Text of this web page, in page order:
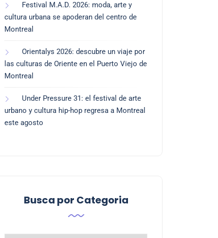
Festival M.A.D. 2026: moda, arte y
cultura urbana se apoderan del centro de
Montreal
Orientalys 2026: descubre un viaje por
las culturas de Oriente en el Puerto Viejo de
Montreal
Under Pressure 31: el festival de arte
urbano y cultura hip-hop regresa a Montreal
este agosto
Busca por Categoria